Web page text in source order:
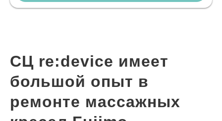
СЦ re:device имеет
большой опыт в
ремонте массажных